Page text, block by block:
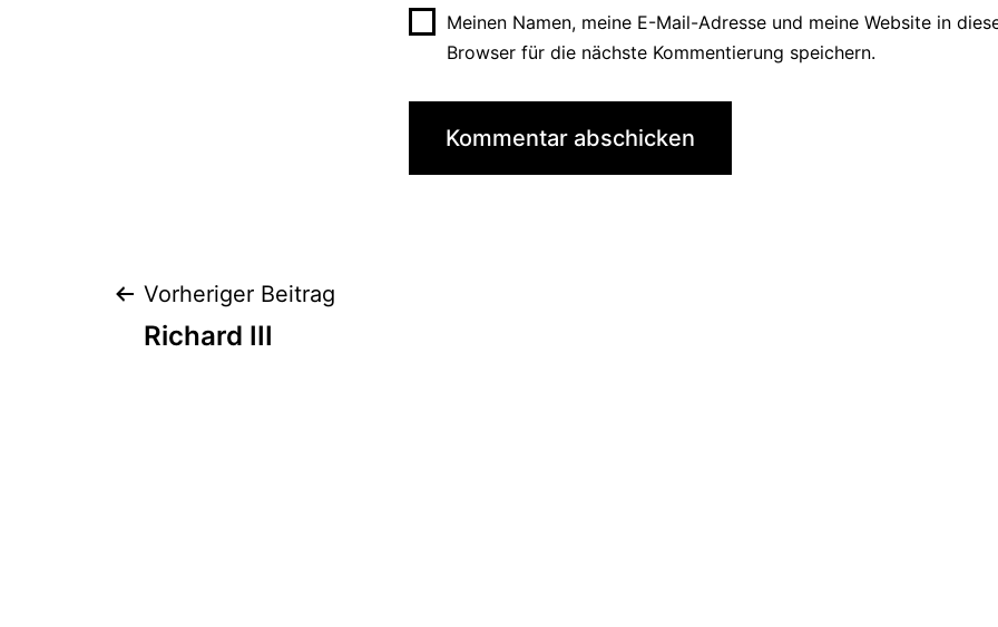
Meinen Namen, meine E-Mail-Adresse und meine Website in
Browser für die nächste Kommentierung speichern.
Beitrags-
Vorheriger Beitrag
Richard III